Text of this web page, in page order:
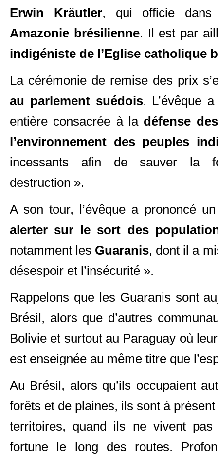
Erwin Kräutler, qui officie
Amazonie brésilienne. Il est par
indigéniste de l’Eglise catholique
La cérémonie de remise des prix
au parlement suédois. L’évêque
entière consacrée à ladéfense
l’environnement des peuples
incessants afin de sauver la
destruction ».
A son tour, l’évêque a prononcé un
alerter sur le sort des
notamment les Guaranis, dont il a
désespoir et l’insécurité ».
Rappelons que les Guaranis sont
Brésil, alors que d’autres
Bolivie et surtout au Paraguay où
est enseignée au même titre que
Au Brésil, alors qu’ils occupaient
forêts et de plaines, ils sont à
territoires, quand ils ne vivent
fortune le long des routes.